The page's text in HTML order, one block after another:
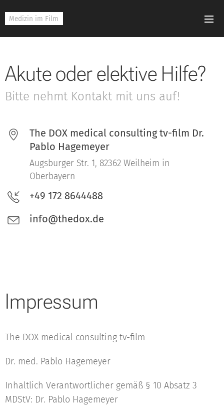
Medizin im Film
Akute oder elektive Hilfe?
Bitte nehmt Kontakt mit uns auf!
The DOX medical consulting tv-film Dr.
Pablo Hagemeyer
Augsburger Str. 1, 82362 Weilheim in
Oberbayern
+49 172 8644488
info@thedox.de
Impressum
The DOX medical consulting tv-film
Dr. med. Pablo Hagemeyer
Inhaltlich Verantwortlicher gemäß § 10 Absatz 3
MDStV: Dr. Pablo Hagemeyer